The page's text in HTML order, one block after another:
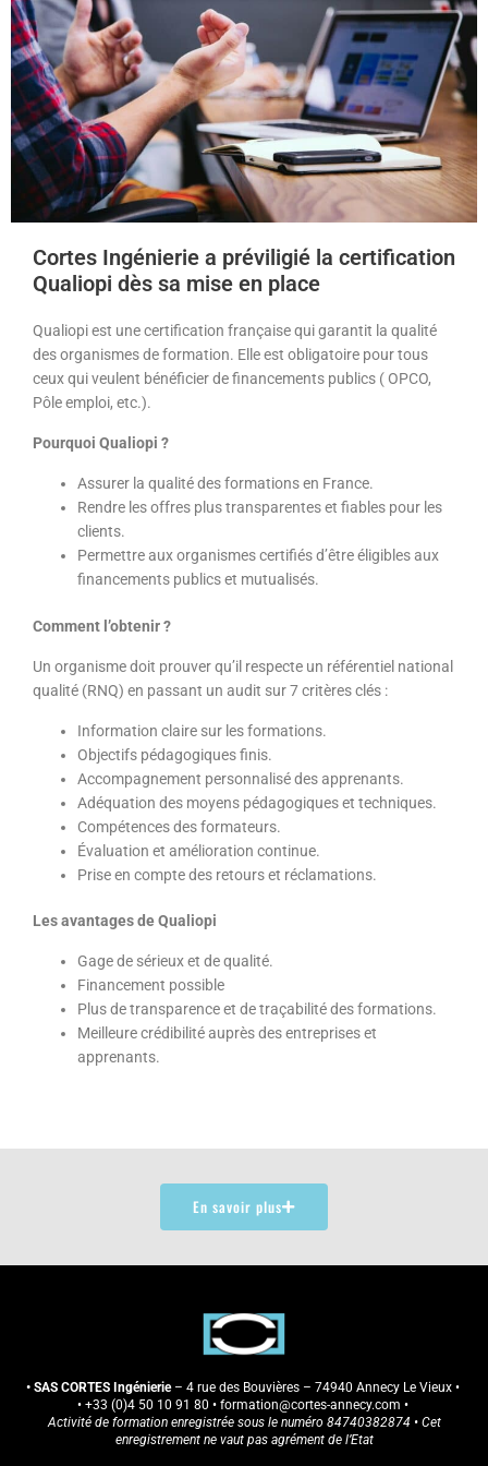
Cortes Ingénierie a préviligié la certification
Qualiopi dès sa mise en place
Qualiopi est une certification française qui garantit la qualité
des organismes de formation. Elle est obligatoire pour tous
ceux qui veulent bénéficier de financements publics ( OPCO,
Pôle emploi, etc.).
Pourquoi Qualiopi ?
Assurer la qualité des formations en France.
Rendre les offres plus transparentes et fiables pour les
clients.
Permettre aux organismes certifiés d’être éligibles aux
financements publics et mutualisés.
Comment l’obtenir ?
Un organisme doit prouver qu’il respecte un référentiel national
qualité (RNQ) en passant un audit sur 7 critères clés :
Information claire sur les formations.
Objectifs pédagogiques finis.
Accompagnement personnalisé des apprenants.
Adéquation des moyens pédagogiques et techniques.
Compétences des formateurs.
Évaluation et amélioration continue.
Prise en compte des retours et réclamations.
Les avantages de Qualiopi
Gage de sérieux et de qualité.
Financement possible
Plus de transparence et de traçabilité des formations.
Meilleure crédibilité auprès des entreprises et
apprenants.
En savoir plus
• SAS CORTES Ingénierie– 4 rue des Bouvières – 74940 Annecy Le Vieux •
• +33 (0)4 50 10 91 80 • formation@cortes-annecy.com •
Activité de formation enregistrée sous le numéro 84740382874 • Cet
enregistrement ne vaut pas agrément de l’Etat